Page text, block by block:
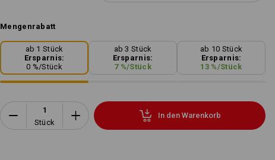
Mengenrabatt
ab 1 Stück
Ersparnis:
0 %/Stück
ab 3 Stück
Ersparnis:
7%/Stück
ab 10 Stück
Ersparnis:
13 %/Stück
Stück
In den Warenkorb